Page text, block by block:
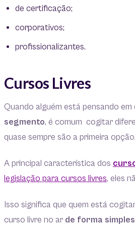
de certificação;
corporativos;
profissionalizantes.
Cursos Livres
Quando alguém está pensando
segmento, é comum cogitar
quase sempre são a primeira opção.
A principal característica dos
legislação para cursos livres, eles
Isso significa que quem está
curso livre no ar de forma